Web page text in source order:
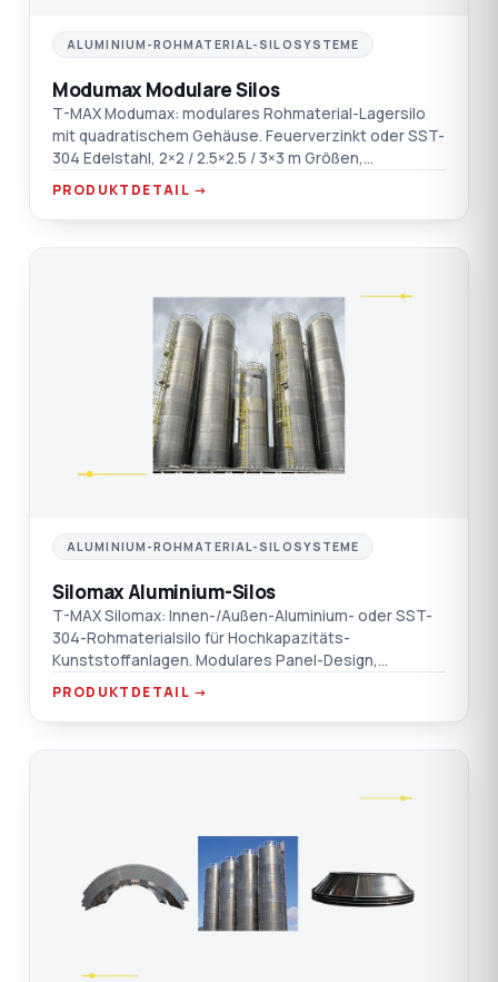
ALUMINIUM-ROHMATERIAL-SILOSYSTEME
Modumax Modulare Silos
T-MAX Modumax: modulares Rohmaterial-Lagersilo
mit quadratischem Gehäuse. Feuerverzinkt oder SST-
304 Edelstahl, 2×2 / 2.5×2.5 / 3×3 m Größen,
erdbebenkonform mit statischem+dynamischem
PRODUKTDETAIL →
SI
ALUMINIUM-ROHMATERIAL-SILOSYSTEME
Silomax Aluminium-Silos
T-MAX Silomax: Innen-/Außen-Aluminium- oder SST-
304-Rohmaterialsilo für Hochkapazitäts-
Kunststoffanlagen. Modulares Panel-Design,
erdbebenkonform mit statischem+dynamischem
Füllstandsüberwachung.
PRODUKTDETAIL →
PA